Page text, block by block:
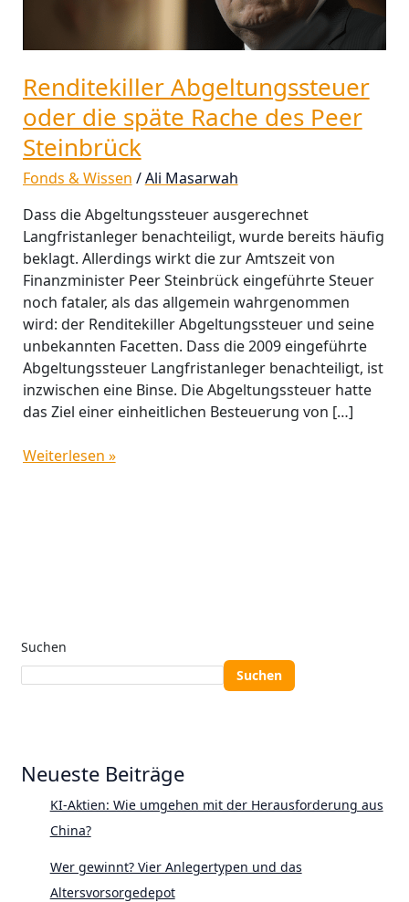
Renditekiller Abgeltungssteuer
oder die späte Rache des Peer
Steinbrück
Fonds & Wissen /Ali Masarwah
Dass die Abgeltungssteuer ausgerechnet
Langfristanleger benachteiligt, wurde bereits häufig
beklagt. Allerdings wirkt die zur Amtszeit von
Finanzminister Peer Steinbrück eingeführte Steuer
noch fataler, als das allgemein wahrgenommen
wird: der Renditekiller Abgeltungssteuer und seine
unbekannten Facetten. Dass die 2009 eingeführte
Abgeltungssteuer Langfristanleger benachteiligt, ist
inzwischen eine Binse. Die Abgeltungssteuer hatte
das Ziel einer einheitlichen Besteuerung von […]
Steinbrück
Weiterlesen »
Suchen
Suchen
Neueste Beiträge
KI-Aktien: Wie umgehen mit der Herausforderung aus
China?
Wer gewinnt? Vier Anlegertypen und das
Altersvorsorgedepot